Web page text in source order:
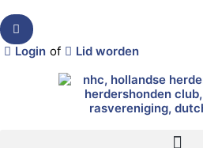
Login of Lid worden